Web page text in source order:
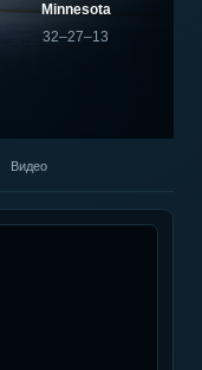
Minnesota
32–27–13
Видео